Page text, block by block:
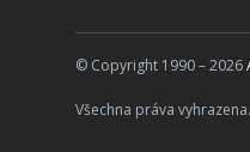
© Copyright 1990 – 2026
Všechna práva vyhrazena.